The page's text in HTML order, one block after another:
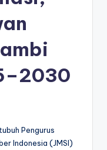
Pengurus
Indonesia (JMSI)